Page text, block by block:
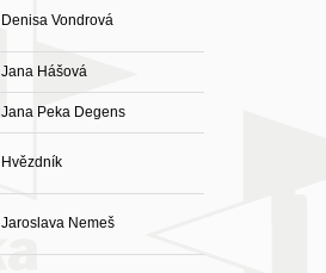
Denisa Vondrová
Jana Hášová
Jana Peka Degens
Hvězdník
Jaroslava Nemeš